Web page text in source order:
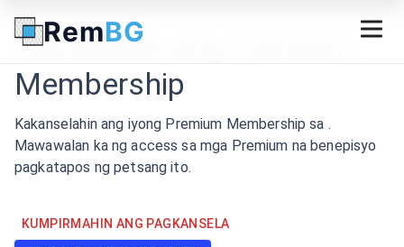
RemBG
Kanselahin ang Premium
Membership
Kakanselahin ang iyong Premium Membership sa .
Mawawalan ka ng access sa mga Premium na benepisyo
pagkatapos ng petsang ito.
KUMPIRMAHIN ANG PAGKANSELA